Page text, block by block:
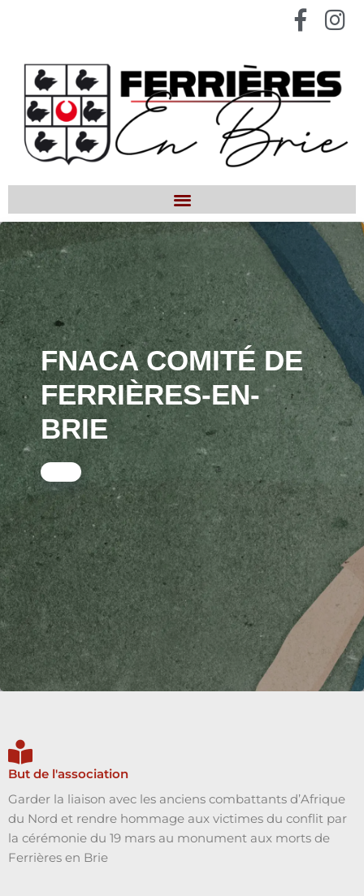
FNACA COMITÉ DE
FERRIÈRES-EN-
BRIE
But de l'association
Garder la liaison avec les anciens combattants d’Afrique
du Nord et rendre hommage aux victimes du conflit par
la cérémonie du 19 mars au monument aux morts de
Ferrières en Brie